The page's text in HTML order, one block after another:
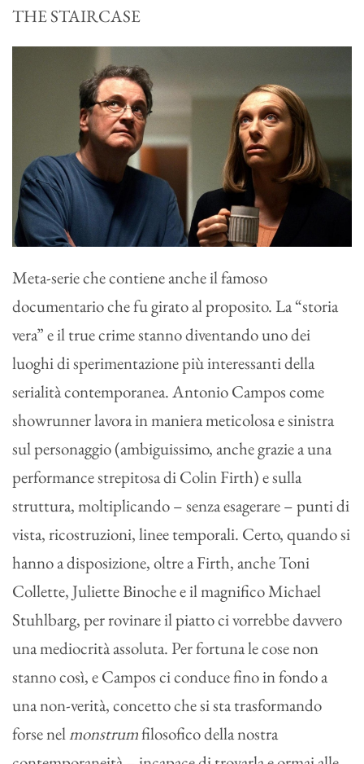
THE STAIRCASE
Meta-serie che contiene anche il famoso
documentario che fu girato al proposito. La “storia
vera” e il true crime stanno diventando uno dei
luoghi di sperimentazione più interessanti della
serialità contemporanea. Antonio Campos come
showrunner lavora in maniera meticolosa e sinistra
sul personaggio (ambiguissimo, anche grazie a una
performance strepitosa di Colin Firth) e sulla
struttura, moltiplicando – senza esagerare – punti di
vista, ricostruzioni, linee temporali. Certo, quando si
hanno a disposizione, oltre a Firth, anche Toni
Collette, Juliette Binoche e il magnifico Michael
Stuhlbarg, per rovinare il piatto ci vorrebbe davvero
una mediocrità assoluta. Per fortuna le cose non
stanno così, e Campos ci conduce fino in fondo a
una non-verità, concetto che si sta trasformando
forse nelmonstrumfilosofico della nostra